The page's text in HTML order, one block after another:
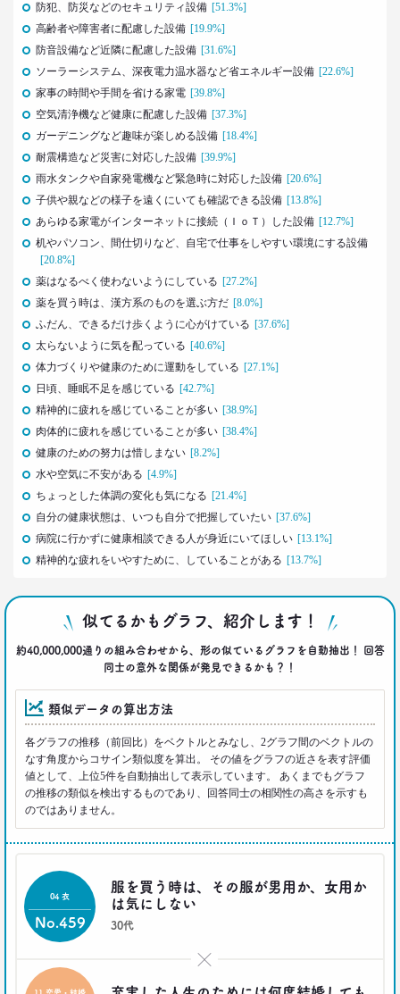
山本泰士
2017.03.29
茶色く染まる、日本の食卓
生活総研 上席研究員
2017.03.02
スマホ時代の「偶然」との出会いかた
十河瑠璃
2016.12.14
トランプ勝利―自国第一・内向き志向はアメリカだ
け？
生活総研 上席研究員
三矢正浩
2016.11.30
家族の誕生日祝い、大躍進！
博報堂 こそだて家族研究所
上席研究員
脇田英津子
2016.10.27
生活定点から見えてくる、｢新しい大人の関係性消
費｣
博報堂 新しい大人文化研究所
安並まりや
「何を見ているのか言ってごらんなさい。あなたが
どんな人だか言ってみせましょう」
博報堂ＤＹメディアパートナーズ メディア環境研究所 主席研究員
藤原将史
一覧を見る
防犯、防災などのセキュリティ設備 [51.3%]
高齢者や障害者に配慮した設備 [19.9%]
防音設備など近隣に配慮した設備 [31.6%]
ソーラーシステム、深夜電力温水器など省エネルギー設備 [22.6%]
家事の時間や手間を省ける家電 [39.8%]
空気清浄機など健康に配慮した設備 [37.3%]
ガーデニングなど趣味が楽しめる設備 [18.4%]
耐震構造など災害に対応した設備 [39.9%]
雨水タンクや自家発電機など緊急時に対応した設備 [20.6%]
子供や親などの様子を遠くにいても確認できる設備 [13.8%]
あらゆる家電がインターネットに接続（ＩｏＴ）した設備 [12.7%]
机やパソコン、間仕切りなど、自宅で仕事をしやすい環境にする設備
[20.8%]
薬はなるべく使わないようにしている [27.2%]
薬を買う時は、漢方系のものを選ぶ方だ [8.0%]
ふだん、できるだけ歩くように心がけている [37.6%]
太らないように気を配っている [40.6%]
体力づくりや健康のために運動をしている [27.1%]
日頃、睡眠不足を感じている [42.7%]
精神的に疲れを感じていることが多い [38.9%]
肉体的に疲れを感じていることが多い [38.4%]
健康のための努力は惜しまない [8.2%]
水や空気に不安がある [4.9%]
ちょっとした体調の変化も気になる [21.4%]
自分の健康状態は、いつも自分で把握していたい [37.6%]
病院に行かずに健康相談できる人が身近にいてほしい [13.1%]
精神的な疲れをいやすために、していることがある [13.7%]
似てるかもグラフ、紹介します！
約40,000,000通りの組み合わせから、形の似ているグラフを自動抽出！ 回答
同士の意外な関係が発見できるかも？！
類似データの算出方法
各グラフの推移（前回比）をベクトルとみなし、2グラフ間のベクトルの
なす角度からコサイン類似度を算出。 その値をグラフの近さを表す評価
値として、上位5件を自動抽出して表示しています。 あくまでもグラフ
の推移の類似を検出するものであり、回答同士の相関性の高さを示すも
のではありません。
服を買う時は、その服が男用か、女用か
は気にしない
30代
04 衣
No.459